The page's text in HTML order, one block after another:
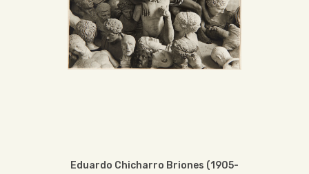
Eduardo Chicharro Briones (1905-